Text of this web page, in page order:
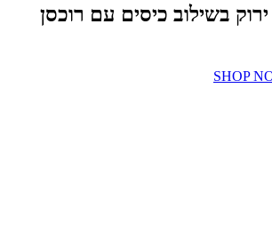
סוגים.
ניתן
בשילוב כיסים עם רוכסן
SHOP